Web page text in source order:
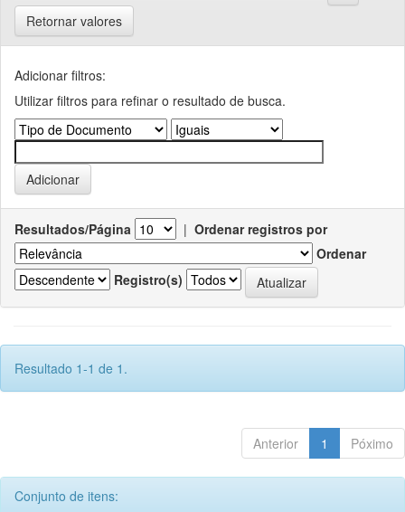
Retornar valores
Adicionar filtros:
Utilizar filtros para refinar o resultado de busca.
Resultados/Página | Ordenar registros por
Ordenar
Registro(s)
Resultado 1-1 de 1.
Anterior 1 Póximo
Conjunto de itens: